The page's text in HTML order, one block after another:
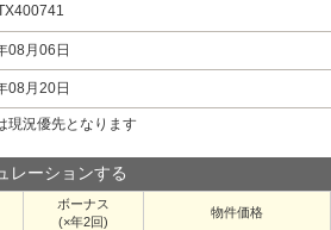
08月06日
08月20日
現況優先となります
レーションする
ボーナス
(×年2回)
物件価格